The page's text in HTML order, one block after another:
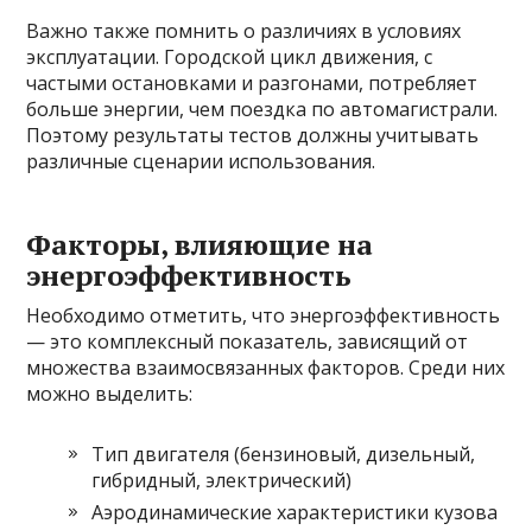
Важно также помнить о различиях в условиях
эксплуатации. Городской цикл движения, с
частыми остановками и разгонами, потребляет
больше энергии, чем поездка по автомагистрали.
Поэтому результаты тестов должны учитывать
различные сценарии использования.
Факторы, влияющие на
энергоэффективность
Необходимо отметить, что энергоэффективность
— это комплексный показатель, зависящий от
множества взаимосвязанных факторов. Среди них
можно выделить:
Тип двигателя (бензиновый, дизельный,
гибридный, электрический)
Аэродинамические характеристики кузова